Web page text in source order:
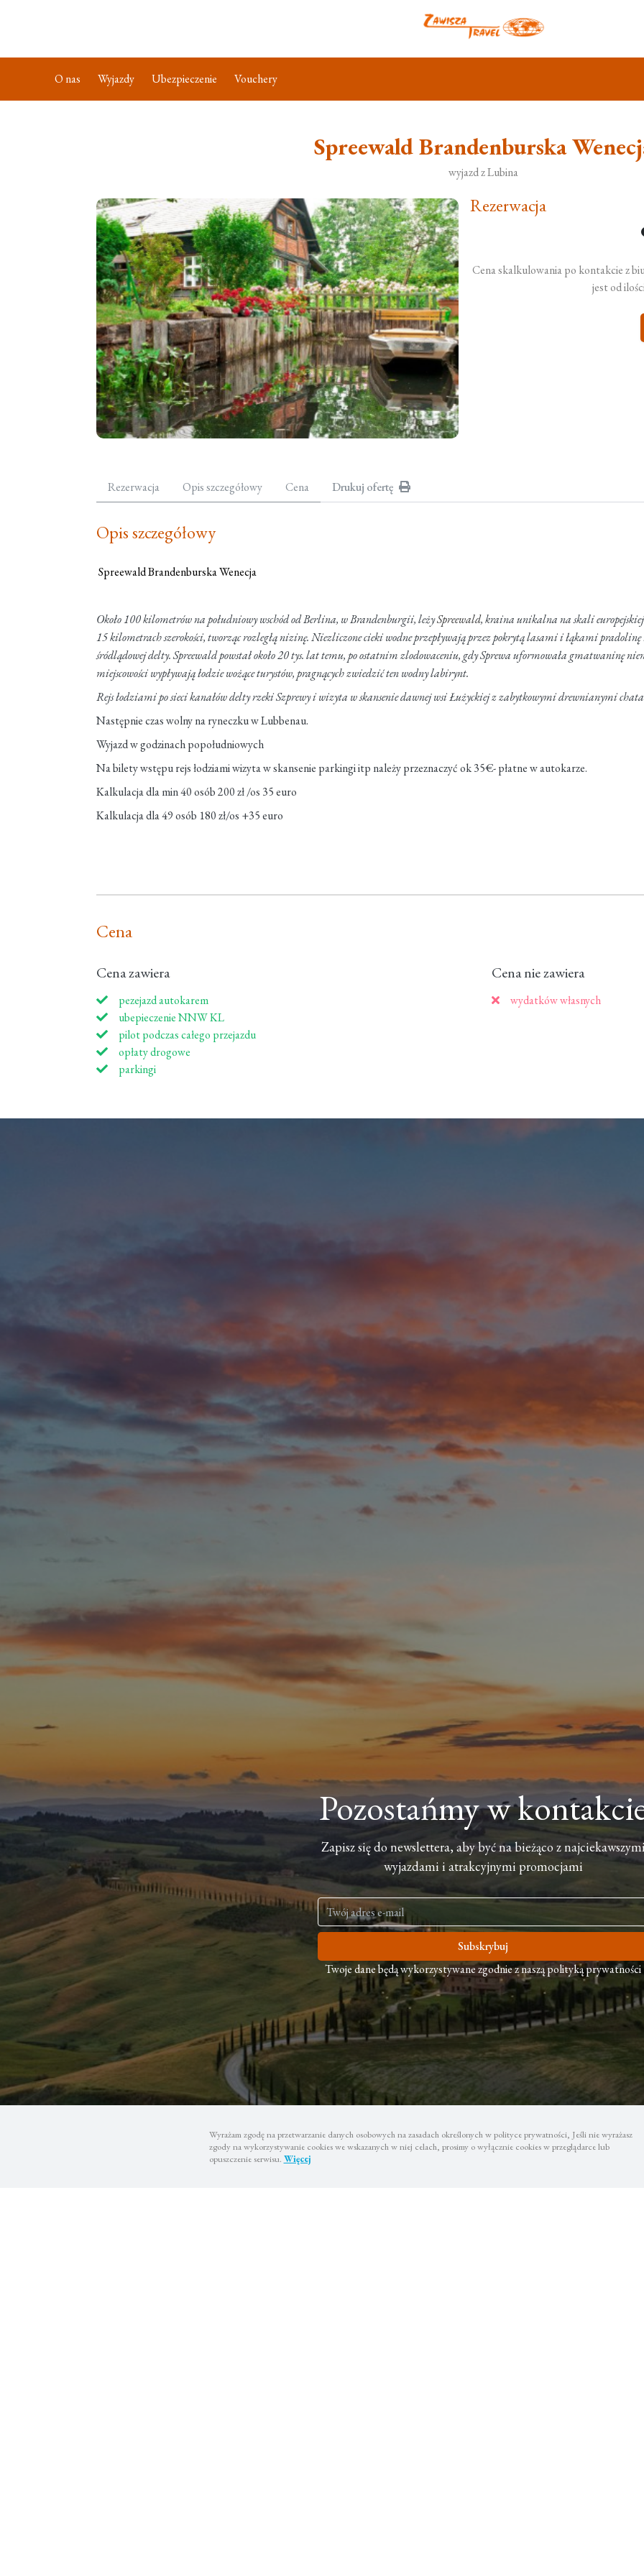
O nas Wyjazdy Ubezpieczenie Vouchery
Spreewald Brandenburska
wyjazd z Lubina
Rezerwacja
Cena skalkulowania po kontakcie z
jest od
Rezerwacja Opis szczegółowy Cena Drukuj ofertę
Opis szczegółowy
Spreewald Brandenburska Wenecja
Około 100 kilometrów na południowy wschód od Berlina, w Brandenburgii, leżySpreewald, kraina unikalna na skali
15 kilometrach szerokości, tworząc rozległą nizinę. Niezliczone cieki wodne przepływają przez pokrytą lasami i łąkami
śródlądowej delty. Spreewald powstał około 20 tys. lat temu, po ostatnim zlodowaceniu, gdy Sprewa uformowała gmatwaninę
miejscowości wypływają łodzie wożące turystów, pragnących zwiedzić ten wodny labirynt.
Rejs łodziami po sieci kanałów delty rzeki Szprewy i wizyta w skansenie dawnej wsi Łużyckiej z zabytkowymi drewnianymi
Następnie czas wolny na ryneczku w Lubbenau.
Wyjazd w godzinach popołudniowych
Na bilety wstępu rejs łodziami wizyta w skansenie parkingi itp należy przeznaczyć ok 35€- płatne w autokarze.
Kalkulacja dla min 40 osób 200 zł /os 35 euro
Kalkulacja dla 49 osób 180 zł/os +35 euro
Cena
Cena zawiera
pezejazd autokarem
ubepieczenie NNW KL
pilot podczas całego przejazdu
opłaty drogowe
parkingi
Cena nie zawiera
wydatków własnych
Wyrażam zgodę na przetwarzanie danych osobowych na zasadach określonych w polityce prywatności, Jeśli nie wyrażasz
zgody na wykorzystywanie cookies we wskazanych w niej celach, prosimy o wyłącznie cookies w przeglądarce lub
opuszczenie serwisu. Więcej
Pozostańmy w
Zapisz się do newslettera, aby być na bieżąco z
wyjazdami i atrakcyjnymi promocjami
Subskrybuj
Twoje dane będą wykorzystywane zgodnie z naszą polityką prywatności